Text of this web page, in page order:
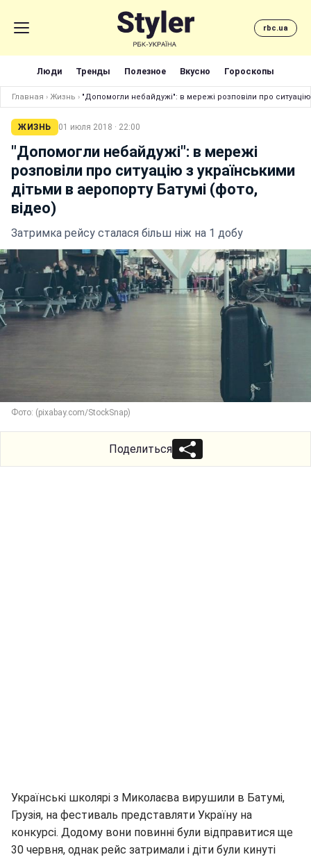
rbc.ua
Люди Тренды Полезное Вкусно Гороскопы
Главная › Жизнь › "Допомогли небайдужі": в мережі розповіли про
ЖИЗНЬ 01 июля 2018 · 22:00
"Допомогли небайдужі": в мережі
розповіли про ситуацію з українськими
дітьми в аеропорту Батумі (фото,
відео)
Затримка рейсу сталася більш ніж на 1 добу
Фото: (pixabay.com/StockSnap)
Поделиться
Українські школярі з Миколаєва вирушили в Батумі,
Грузія, на фестиваль представляти Україну на
конкурсі. Додому вони повинні були відправитися ще
30 червня, однак рейс затримали і діти були кинуті